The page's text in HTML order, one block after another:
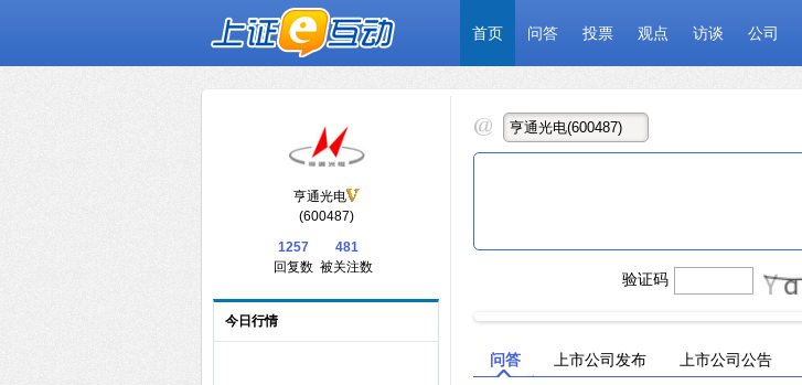
首页 问答 投票 观点 访谈 公司
亨通光电
(600487)
1257
回复数
481
被关注数
今日行情
验证码
问答 上市公司发布 上市公司公告